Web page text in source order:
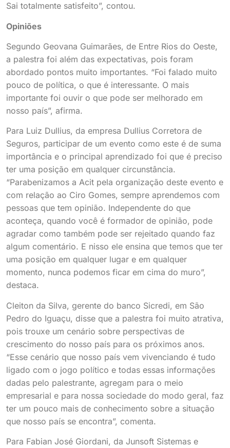
Sai totalmente satisfeito”, contou.
Opiniões
Segundo Geovana Guimarães, de Entre Rios do Oeste,
a palestra foi além das expectativas, pois foram
abordado pontos muito importantes. “Foi falado muito
pouco de política, o que é interessante. O mais
importante foi ouvir o que pode ser melhorado em
nosso país”, afirma.
Para Luiz Dullius, da empresa Dullius Corretora de
Seguros, participar de um evento como este é de suma
importância e o principal aprendizado foi que é preciso
ter uma posição em qualquer circunstância.
“Parabenizamos a Acit pela organização deste evento e
com relação ao Ciro Gomes, sempre aprendemos com
pessoas que tem opinião. Independente do que
aconteça, quando você é formador de opinião, pode
agradar como também pode ser rejeitado quando faz
algum comentário. E nisso ele ensina que temos que ter
uma posição em qualquer lugar e em qualquer
momento, nunca podemos ficar em cima do muro”,
destaca.
Cleiton da Silva, gerente do banco Sicredi, em São
Pedro do Iguaçu, disse que a palestra foi muito atrativa,
pois trouxe um cenário sobre perspectivas de
crescimento do nosso país para os próximos anos.
“Esse cenário que nosso país vem vivenciando é tudo
ligado com o jogo político e todas essas informações
dadas pelo palestrante, agregam para o meio
empresarial e para nossa sociedade do modo geral, faz
ter um pouco mais de conhecimento sobre a situação
que nosso país se encontra”, comenta.
Para Fabian José Giordani, da Junsoft Sistemas e